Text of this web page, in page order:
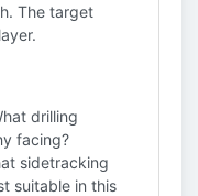
The target
drilling
facing?
sidetracking
suitable in this